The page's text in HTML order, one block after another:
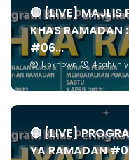
🔴 [LIVE] MAJLIS
KHAS RAMADAN
#06...
Unknown 4 tahun
🔴 [LIVE]
YA RAMADAN